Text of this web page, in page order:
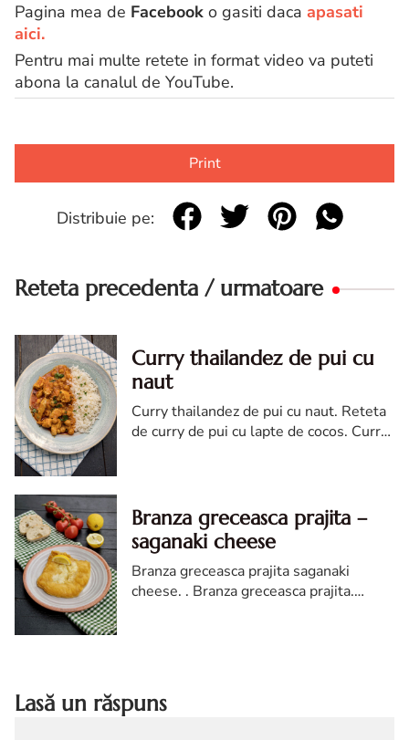
Pagina mea de Facebook o gasiti daca apasati
aici.
Pentru mai multe retete in format video va puteti
abona la canalul de YouTube.
Print
Distribuie pe:
Reteta precedenta / urmatoare
Curry thailandez de pui cu
naut
Curry thailandez de pui cu naut. Reteta
de curry de pui cu lapte de cocos. Curry
Branza greceasca prajita –
saganaki cheese
Branza greceasca prajita saganaki
cheese. . Branza greceasca prajita.
Lasă un răspuns